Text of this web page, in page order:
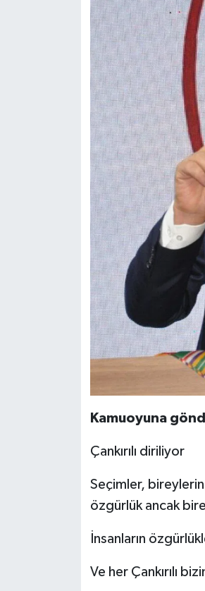
Kamuoyuna
Çankırılı diriliyor
Seçimler, bireylerin
özgürlük ancak
İnsanların
Ve her Çankırılı